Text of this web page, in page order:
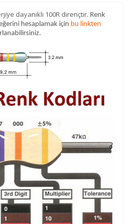
dayanıklı 100R dirençtir. Renk
hesaplamak için bu linkten